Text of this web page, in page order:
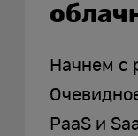
Начнем с
PaaS и